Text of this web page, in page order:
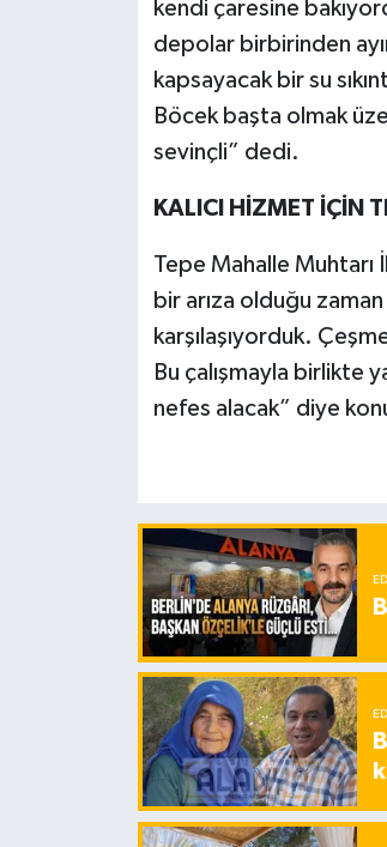
kendi çaresine
depolar birbirinden
kapsayacak bir su
Böcek başta olmak
sevinçli” dedi.
KALICI HİZMET İÇİN
Tepe Mahalle Muhtarı
bir arıza olduğu
karşılaşıyorduk.
Bu çalışmayla birlikte
nefes alacak” diye